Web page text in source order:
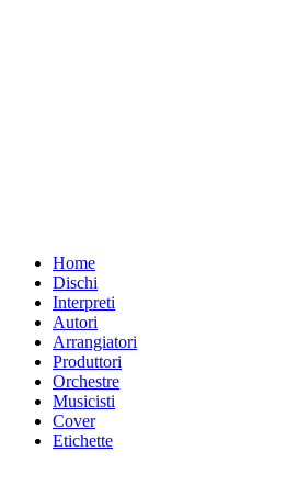
Home
Dischi
Interpreti
Autori
Arrangiatori
Produttori
Orchestre
Musicisti
Cover
Etichette